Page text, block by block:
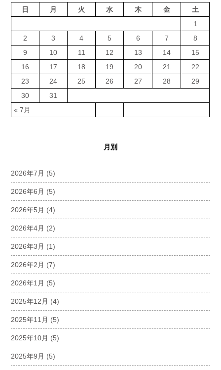
日 月 火 水 木 金 土
« 7月
1
2
3 4 5 6 7
8
9
10 11 12 13 14
15
16
17 18 19 20 21
22
23
24 25 26 27 28
29
30
31
月別
2026年7月 (5)
2026年6月 (5)
2026年5月 (4)
2026年4月 (2)
2026年3月 (1)
2026年2月 (7)
2026年1月 (5)
2025年12月 (4)
2025年11月 (5)
2025年10月 (5)
2025年9月 (5)